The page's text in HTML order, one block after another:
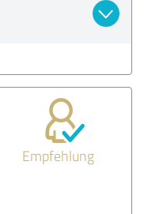
Empfehlung